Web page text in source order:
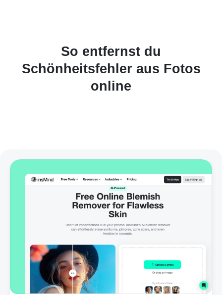
So entfernst du
Schönheitsfehler aus Fotos
online